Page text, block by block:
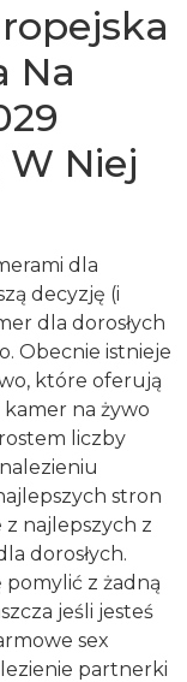
Na
Niej
dla
decyzję (i
dla dorosłych
Obecnie istnieje
które oferują
na żywo
liczby
stron
najlepszych z
dorosłych.
pomylić z żadną
jeśli jesteś
sex
partnerki